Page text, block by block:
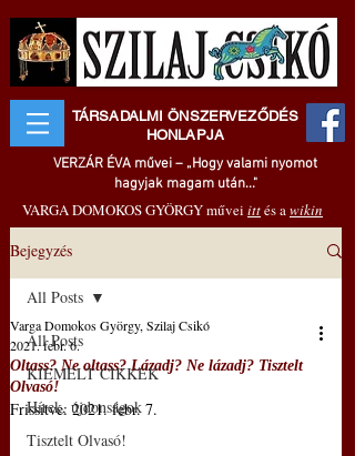
TÁRSADALMI ÖNSZERVEZŐDÉS
HONLAPJA
VERZÁR ÉVA művei – „Hogy valami nyomot
hagyjak magam után..."
VARGA DOMOKOS GYÖRGY művei ittés awikin
Bejegyzés
All Posts
KIEMELT CIKKEK
Hírek, újdonságok
Tisztelt Olvasó!
All Posts
Oltass? Ne oltass? Lázadj? Ne lázadj? Tisztelt
Olvasó!
Varga Domokos György, Szilaj Csikó
2021. febr. 6.
Frissítve:2021. febr. 7.